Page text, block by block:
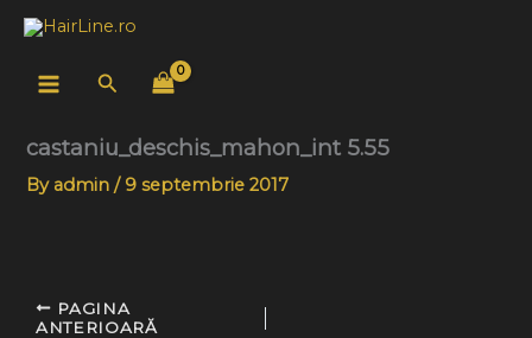
Skip
content
Search
castaniu_deschis_mahon_int 5.55
By admin/ 9 septembrie 2017
PAGINA
ANTERIOARĂ